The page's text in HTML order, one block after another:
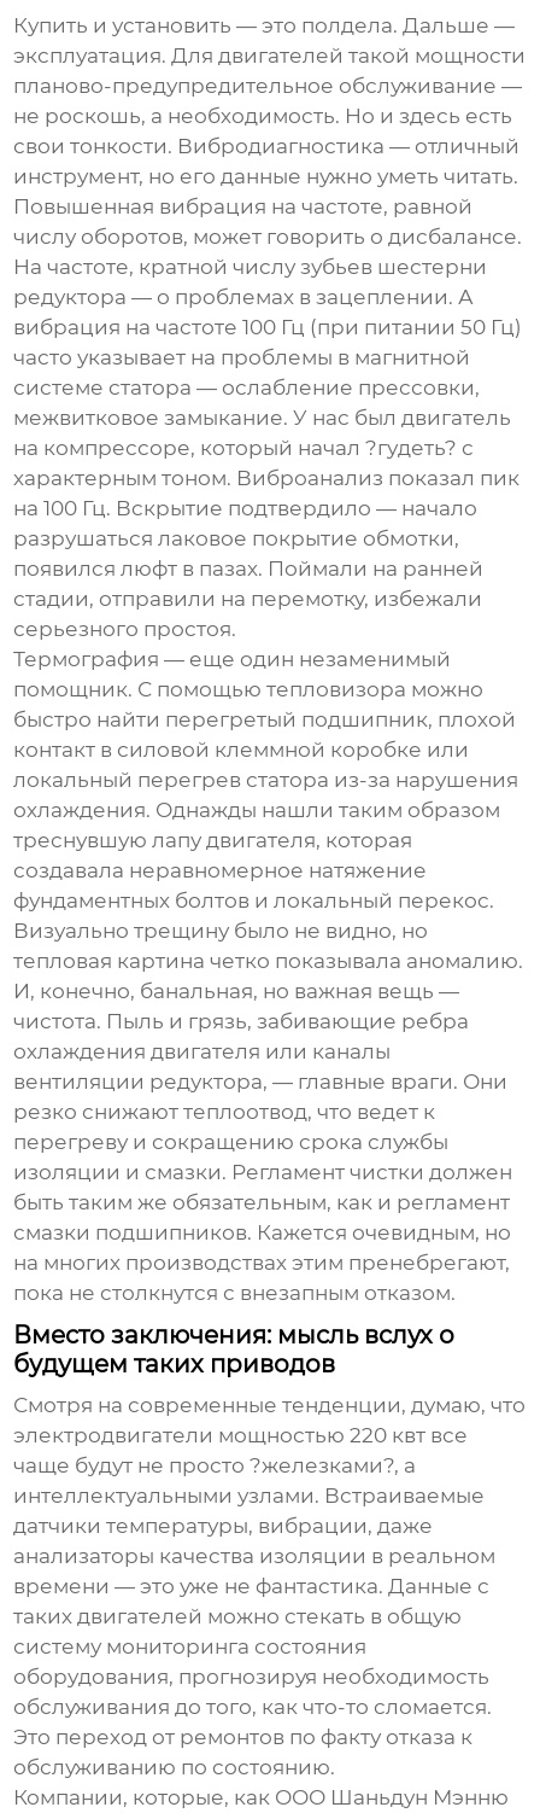
Купить и установить — это полдела. Дальше —
эксплуатация. Для двигателей такой мощности
планово-предупредительное обслуживание —
не роскошь, а необходимость. Но и здесь есть
свои тонкости. Вибродиагностика — отличный
инструмент, но его данные нужно уметь читать.
Повышенная вибрация на частоте, равной
числу оборотов, может говорить о дисбалансе.
На частоте, кратной числу зубьев шестерни
редуктора — о проблемах в зацеплении. А
вибрация на частоте 100 Гц (при питании 50 Гц)
часто указывает на проблемы в магнитной
системе статора — ослабление прессовки,
межвитковое замыкание. У нас был двигатель
на компрессоре, который начал ?гудеть? с
характерным тоном. Виброанализ показал пик
на 100 Гц. Вскрытие подтвердило — начало
разрушаться лаковое покрытие обмотки,
появился люфт в пазах. Поймали на ранней
стадии, отправили на перемотку, избежали
серьезного простоя.
Термография — еще один незаменимый
помощник. С помощью тепловизора можно
быстро найти перегретый подшипник, плохой
контакт в силовой клеммной коробке или
локальный перегрев статора из-за нарушения
охлаждения. Однажды нашли таким образом
треснувшую лапу двигателя, которая
создавала неравномерное натяжение
фундаментных болтов и локальный перекос.
Визуально трещину было не видно, но
тепловая картина четко показывала аномалию.
И, конечно, банальная, но важная вещь —
чистота. Пыль и грязь, забивающие ребра
охлаждения двигателя или каналы
вентиляции редуктора, — главные враги. Они
резко снижают теплоотвод, что ведет к
перегреву и сокращению срока службы
изоляции и смазки. Регламент чистки должен
быть таким же обязательным, как и регламент
смазки подшипников. Кажется очевидным, но
на многих производствах этим пренебрегают,
пока не столкнутся с внезапным отказом.
Вместо заключения: мысль вслух о
будущем таких приводов
Смотря на современные тенденции, думаю, что
электродвигатели мощностью 220 квт все
чаще будут не просто ?железками?, а
интеллектуальными узлами. Встраиваемые
датчики температуры, вибрации, даже
анализаторы качества изоляции в реальном
времени — это уже не фантастика. Данные с
таких двигателей можно стекать в общую
систему мониторинга состояния
оборудования, прогнозируя необходимость
обслуживания до того, как что-то сломается.
Это переход от ремонтов по факту отказа к
обслуживанию по состоянию.
Компании, которые, как ООО Шаньдун Мэнню